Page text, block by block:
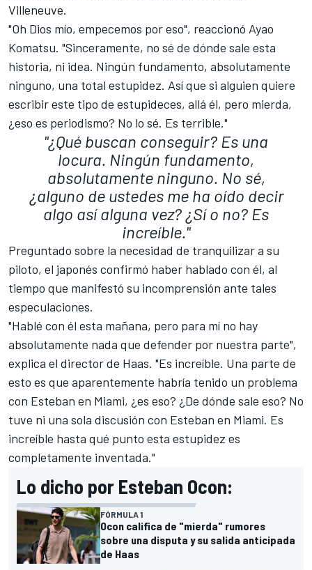
Villeneuve.
"Oh Dios mío, empecemos por eso", reaccionó Ayao
Komatsu. "Sinceramente, no sé de dónde sale esta
historia, ni idea. Ningún fundamento, absolutamente
ninguno, una total estupidez. Así que si alguien quiere
escribir este tipo de estupideces, allá él, pero mierda,
¿eso es periodismo? No lo sé. Es terrible."
"¿Qué buscan conseguir? Es una
locura. Ningún fundamento,
absolutamente ninguno. No sé,
¿alguno de ustedes me ha oído decir
algo así alguna vez? ¿Sí o no? Es
increíble."
Preguntado sobre la necesidad de tranquilizar a su
piloto, el japonés confirmó haber hablado con él, al
tiempo que manifestó su incomprensión ante tales
especulaciones.
"Hablé con él esta mañana, pero para mí no hay
absolutamente nada que defender por nuestra parte",
explica el director de Haas. "Es increíble. Una parte de
esto es que aparentemente habría tenido un problema
con Esteban en Miami, ¿es eso? ¿De dónde sale eso? No
tuve ni una sola discusión con Esteban en Miami. Es
increíble hasta qué punto esta estupidez es
completamente inventada."
Lo dicho por Esteban Ocon:
FÓRMULA 1
Ocon califica de "mierda" rumores
sobre una disputa y su salida anticipada
de Haas